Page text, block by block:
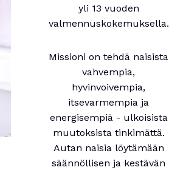
yli 13 vuoden
valmennuskokemuksella.
Missioni on tehdä naisista
vahvempia,
hyvinvoivempia,
itsevarmempia ja
energisempiä - ulkoisista
muutoksista tinkimättä.
Autan naisia löytämään
säännöllisen ja kestävän